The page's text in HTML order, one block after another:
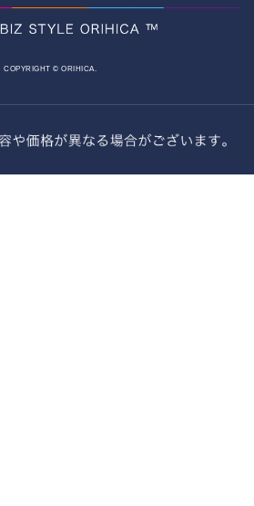
COPYRIGHT © ORIHICA.